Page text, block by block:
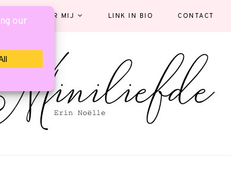
OVER MIJ LINK IN BIO CONTACT